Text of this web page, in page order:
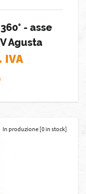
- asse
Agusta
IVA
In produzione [0 in stock]